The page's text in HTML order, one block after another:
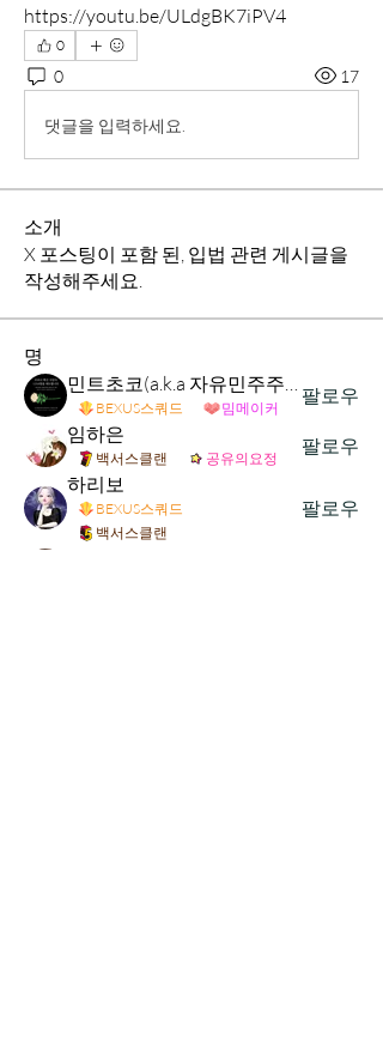
https://youtu.be/ULdgBK7iPV4
0
0 17
댓글을 입력하세요.
소개
X 포스팅이 포함 된, 입법 관련 게시글을
작성해주세요.
명
민트초코(a.k.a 자유민주주의 및 시장경제 가치수호)
BEXUS스쿼드 밈메이커
팔로우
임하은
백서스클랜 공유의요정
팔로우
하리보
BEXUS스쿼드
백서스클랜
팔로우